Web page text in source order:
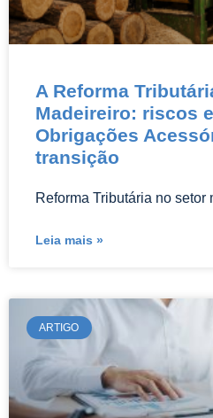
A Reforma
Madeireiro: riscos
Obrigações
transição
Reforma Tributária no setor
Leia mais »
ARTIGO